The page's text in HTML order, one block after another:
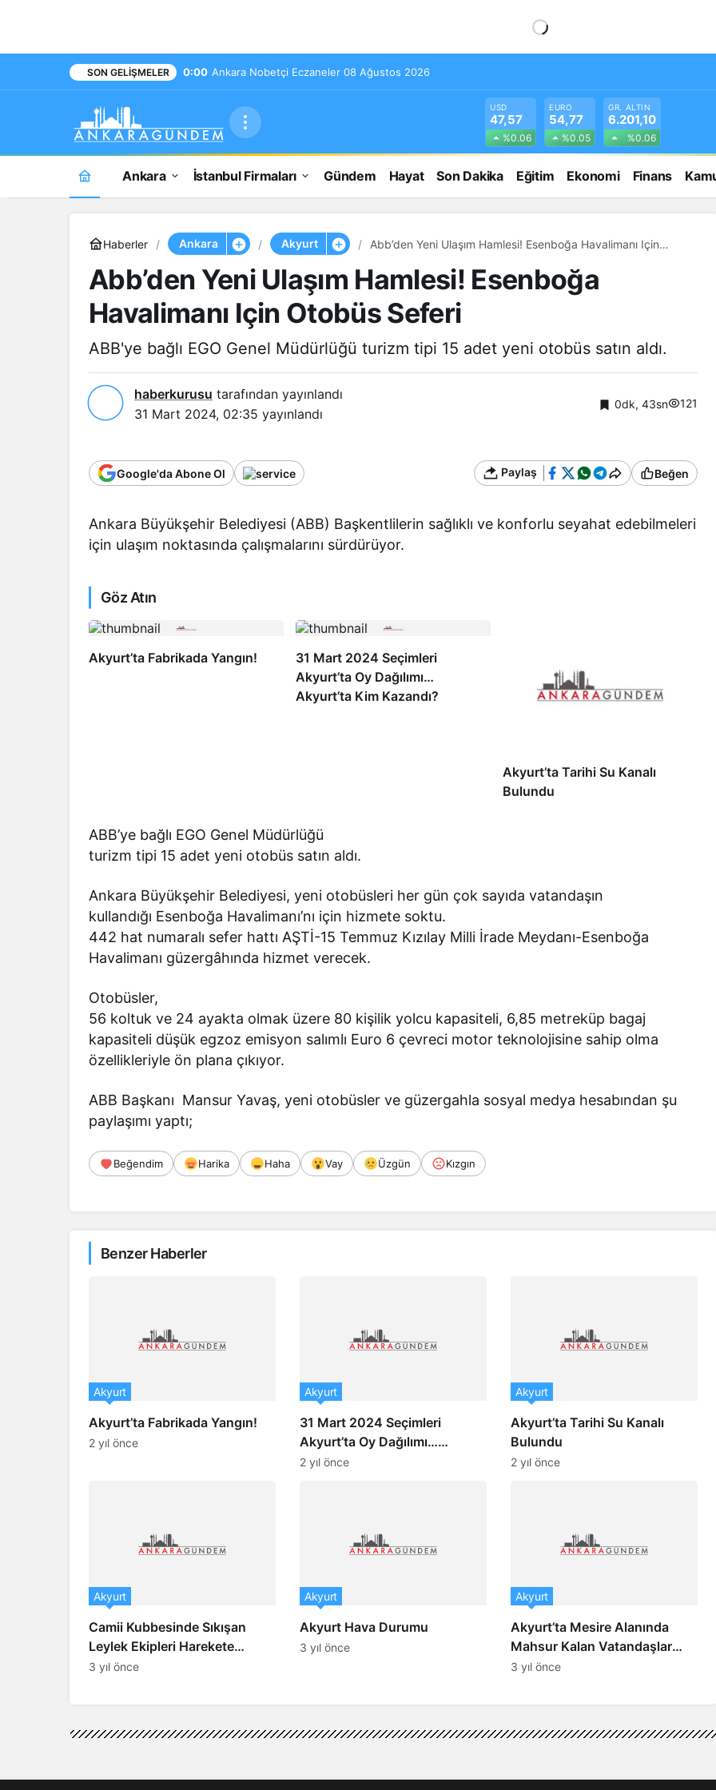
SON GELIŞMELER 0:00 Ankara Nobetçi Eczaneler 08 Ağustos 2026
USD
47,57
%0.06
EURO
54,77
%0.05
GR. ALTIN
6.201,10
%0.06
Ankara İstanbul Firmaları Gündem Hayat Son Dakika Eğitim Ekonomi Finans
Haberler Ankara Akyurt
Abb’den Yeni Ulaşım Hamlesi! Esenboğa Havalimanı Için
Abb’den Yeni Ulaşım Hamlesi! Esenboğa
Havalimanı Için Otobüs Seferi
ABB'ye bağlı EGO Genel Müdürlüğü turizm tipi 15 adet yeni otobüs satın aldı.
haberkurusu tarafından yayınlandı
31 Mart 2024, 02:35 yayınlandı
0dk, 43sn 121
Google'da Abone Ol Paylaş Beğen
Ankara Büyükşehir Belediyesi (ABB) Başkentlilerin sağlıklı ve konforlu seyahat edebilmeleri
için ulaşım noktasında çalışmalarını sürdürüyor.
Göz Atın
Akyurt’ta Fabrikada Yangın!
31 Mart 2024 Seçimleri
Akyurt’ta Oy Dağılımı…
Akyurt’ta Kim Kazandı?
Akyurt’ta Tarihi Su Kanalı
Bulundu
ABB’ye bağlı EGO Genel Müdürlüğü
turizm tipi 15 adet yeni otobüs satın aldı.
Ankara Büyükşehir Belediyesi, yeni otobüsleri her gün çok sayıda vatandaşın
kullandığı Esenboğa Havalimanı’nı için hizmete soktu.
442 hat numaralı sefer hattı AŞTİ-15 Temmuz Kızılay Milli İrade Meydanı-Esenboğa
Havalimanı güzergâhında hizmet verecek.
Otobüsler,
56 koltuk ve 24 ayakta olmak üzere 80 kişilik yolcu kapasiteli, 6,85 metreküp bagaj
kapasiteli düşük egzoz emisyon salımlı Euro 6 çevreci motor teknolojisine sahip olma
özellikleriyle ön plana çıkıyor.
ABB Başkanı Mansur Yavaş, yeni otobüsler ve güzergahla sosyal medya hesabından şu
paylaşımı yaptı;
Beğendim Harika Haha Vay Üzgün Kızgın
Benzer Haberler
Akyurt’ta Fabrikada Yangın!
Akyurt
2 yıl önce
31 Mart 2024 Seçimleri
Akyurt’ta Oy Dağılımı…
Akyurt’ta Kim Kazandı?
Akyurt
2 yıl önce
Akyurt’ta Tarihi Su Kanalı
Bulundu
Akyurt
2 yıl önce
Camii Kubbesinde Sıkışan
Leylek Ekipleri Harekete
Geçirdi
Akyurt
3 yıl önce
Akyurt Hava Durumu
Akyurt
3 yıl önce
Akyurt’ta Mesire Alanında
Mahsur Kalan Vatandaşlar
Kurtarıldı
Akyurt
3 yıl önce